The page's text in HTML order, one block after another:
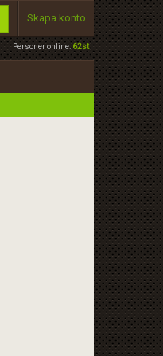
Personer online:62st
Skapa konto